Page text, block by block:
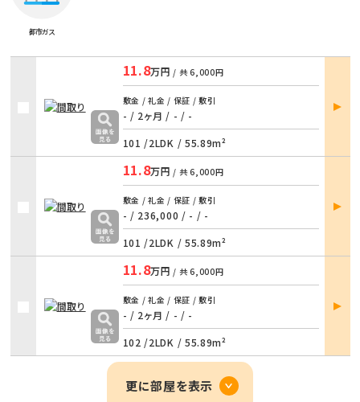
都市ガス
11.8万円 / 共6,000円
敷金 / 礼金 / 保証 / 敷引
- / 2ヶ月 / - / -
101 /2LDK / 55.89m²
部屋
詳細
11.8万円 / 共6,000円
敷金 / 礼金 / 保証 / 敷引
- / 236,000 / - / -
101 /2LDK / 55.89m²
部屋
詳細
11.8万円 / 共6,000円
敷金 / 礼金 / 保証 / 敷引
- / 2ヶ月 / - / -
102 /2LDK / 55.89m²
部屋
詳細
更に部屋を表示